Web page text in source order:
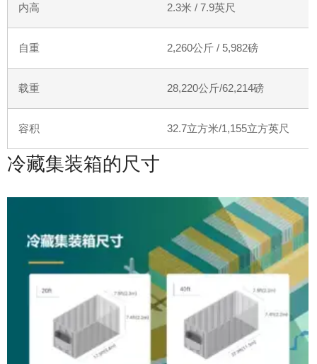
内高 2.3米 / 7.9英尺
自重 2,260公斤 / 5,982磅
载重 28,220公斤/62,214磅
容积 32.7立方米/1,155立方英尺
冷藏集装箱的尺寸